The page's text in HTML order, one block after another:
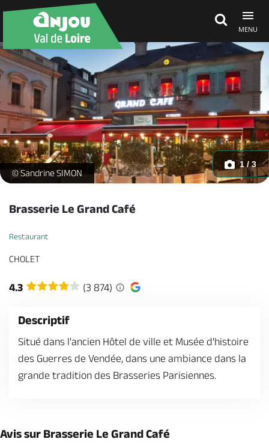
MENU
Découvrir
À voir, à faire
Agenda
Séjours, cadeaux
Brochures & Cartes Offices de tourisme Comment venir ? Ecrivez-nous
restaurant-brasserie-le-grand-cafe-cholet-49_3 -
© Sandrine SIMON
1 / 3
Brasserie Le Grand Café
Restaurant
CHOLET
4.3 (3 874)
Descriptif
Situé dans l'ancien Hôtel de ville et Musée d'histoire
des Guerres de Vendée, dans une ambiance dans la
grande tradition des Brasseries Parisiennes.
Avis sur Brasserie Le Grand Café